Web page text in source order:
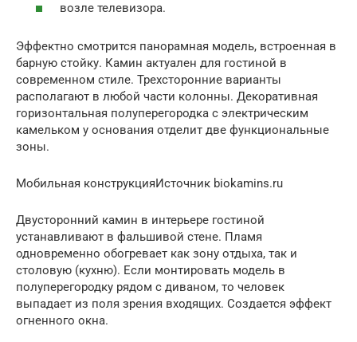
возле телевизора.
Эффектно смотрится панорамная модель, встроенная в
барную стойку. Камин актуален для гостиной в
современном стиле. Трехсторонние варианты
располагают в любой части колонны. Декоративная
горизонтальная полуперегородка с электрическим
камельком у основания отделит две функциональные
зоны.
Мобильная конструкцияИсточник biokamins.ru
Двусторонний камин в интерьере гостиной
устанавливают в фальшивой стене. Пламя
одновременно обогревает как зону отдыха, так и
столовую (кухню). Если монтировать модель в
полуперегородку рядом с диваном, то человек
выпадает из поля зрения входящих. Создается эффект
огненного окна.